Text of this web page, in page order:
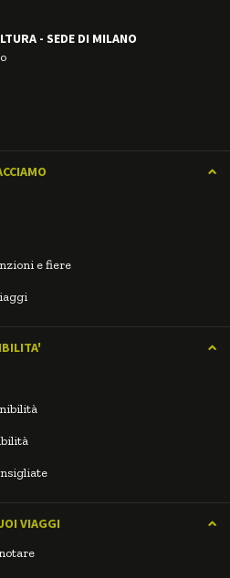
- SEDE DI MILANO
e fiere
VIAGGI